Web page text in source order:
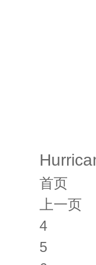
首页
上一页
4
5